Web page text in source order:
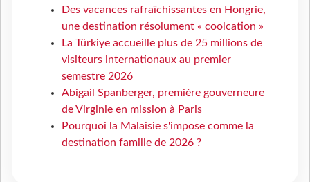
Des vacances rafraîchissantes en Hongrie,
une destination résolument « coolcation »
La Türkiye accueille plus de 25 millions de
visiteurs internationaux au premier
semestre 2026
Abigail Spanberger, première gouverneure
de Virginie en mission à Paris
Pourquoi la Malaisie s'impose comme la
destination famille de 2026 ?